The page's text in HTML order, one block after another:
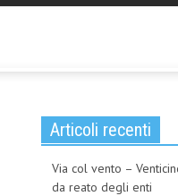
Articoli recenti
Via col vento –
da reato degli enti